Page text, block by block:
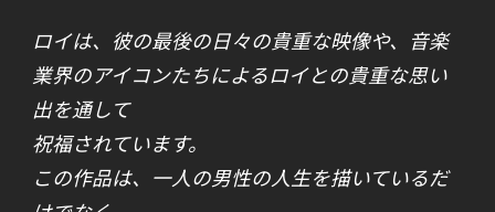
ロイは、彼の最後の日々の貴重な映像や、音楽
業界のアイコンたちによるロイとの貴重な思い
出を通して
祝福されています。
この作品は、一人の男性の人生を描いているだ